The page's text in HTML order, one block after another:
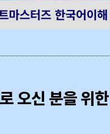
마스터즈 한국어이
오신 분을 위